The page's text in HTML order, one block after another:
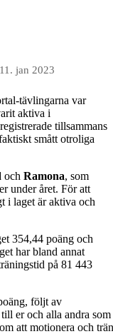
11. jan 2023
tävlingarna var
aktiva i
tillsammans
smått otroliga
och Ramona, som
under året. För att
i laget är aktiva och
354,44 poäng och
har bland annat
på 81 443
följt av
er och alla andra som
att motionera och